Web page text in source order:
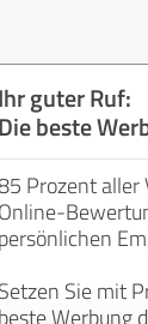
Ihr guter Ruf:
Die beste
Prozent aller
Online-
persönlichen
Setzen Sie mit
beste Werbung